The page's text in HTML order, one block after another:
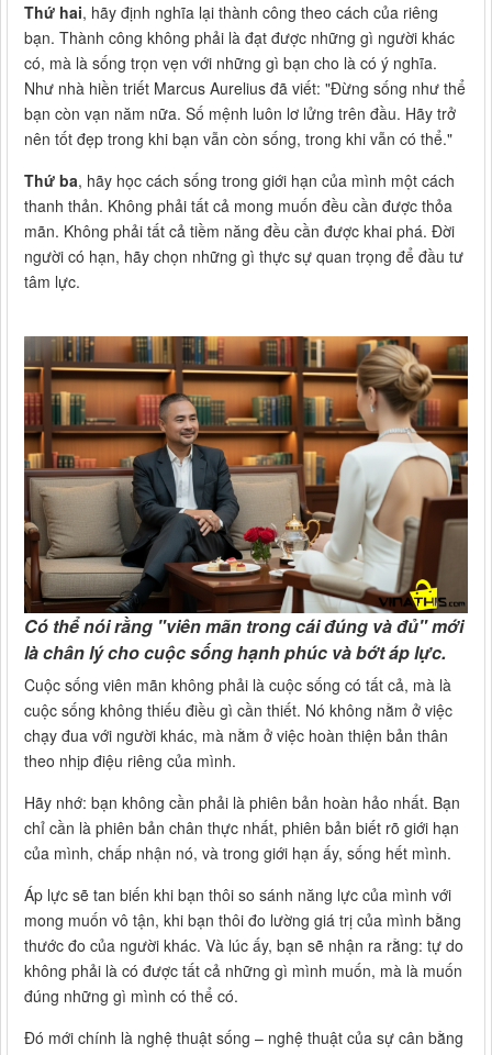
Thứ hai, hãy định nghĩa lại thành công theo cách của riêng
bạn. Thành công không phải là đạt được những gì người khác
có, mà là sống trọn vẹn với những gì bạn cho là có ý nghĩa.
Như nhà hiền triết Marcus Aurelius đã viết: "Đừng sống như thể
bạn còn vạn năm nữa. Số mệnh luôn lơ lửng trên đầu. Hãy trở
nên tốt đẹp trong khi bạn vẫn còn sống, trong khi vẫn có thể."
Thứ ba, hãy học cách sống trong giới hạn của mình một cách
thanh thản. Không phải tất cả mong muốn đều cần được thỏa
mãn. Không phải tất cả tiềm năng đều cần được khai phá. Đời
người có hạn, hãy chọn những gì thực sự quan trọng để đầu tư
tâm lực.
Có thể nói rằng "viên mãn trong cái đúng và đủ" mới
là chân lý cho cuộc sống hạnh phúc và bớt áp lực.
Cuộc sống viên mãn không phải là cuộc sống có tất cả, mà là
cuộc sống không thiếu điều gì cần thiết. Nó không nằm ở việc
chạy đua với người khác, mà nằm ở việc hoàn thiện bản thân
theo nhịp điệu riêng của mình.
Hãy nhớ: bạn không cần phải là phiên bản hoàn hảo nhất. Bạn
chỉ cần là phiên bản chân thực nhất, phiên bản biết rõ giới hạn
của mình, chấp nhận nó, và trong giới hạn ấy, sống hết mình.
Áp lực sẽ tan biến khi bạn thôi so sánh năng lực của mình với
mong muốn vô tận, khi bạn thôi đo lường giá trị của mình bằng
thước đo của người khác. Và lúc ấy, bạn sẽ nhận ra rằng: tự do
không phải là có được tất cả những gì mình muốn, mà là muốn
đúng những gì mình có thể có.
Đó mới chính là nghệ thuật sống – nghệ thuật của sự cân bằng